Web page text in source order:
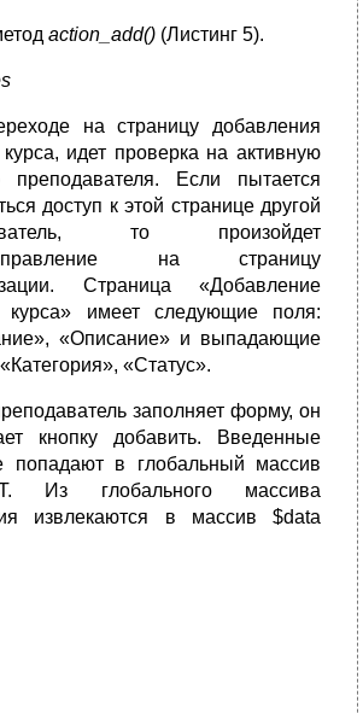
action add() (Листинг 5).
на страницу добавления
курса, идет проверка на активную
преподавателя. Если пытается
доступ к этой странице другой
то произойдет
на страницу
Страница «Добавление
курса» имеет следующие поля:
«Описание» и выпадающие
«Статус».
заполняет форму, он
кнопку добавить. Введенные
попадают в глобальный массив
Из глобального массива
извлекаются в массив $data